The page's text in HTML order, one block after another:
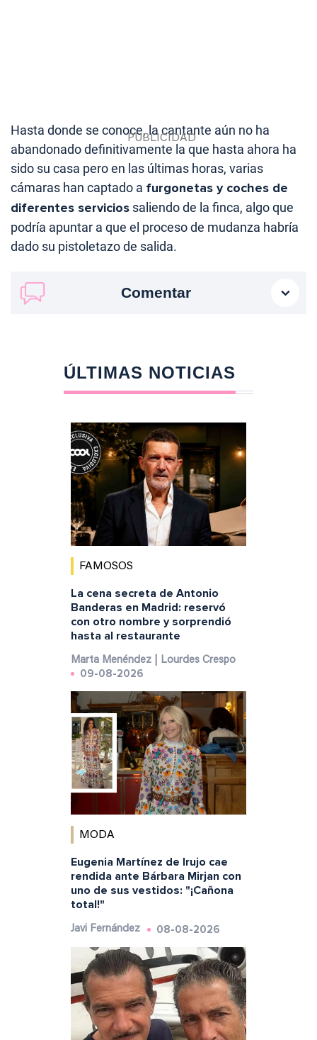
Hasta donde se conoce, la cantante aún no ha
abandonado definitivamente la que hasta ahora ha
sido su casa pero en las últimas horas, varias
cámaras han captado a furgonetas y coches de
diferentes servicios saliendo de la finca, algo que
podría apuntar a que el proceso de mudanza habría
dado su pistoletazo de salida.
Comentar
ÚLTIMAS NOTICIAS
FAMOSOS
La cena secreta de Antonio
Banderas en Madrid: reservó
con otro nombre y sorprendió
hasta al restaurante
Marta Menéndez | Lourdes Crespo
09-08-2026
MODA
Eugenia Martínez de Irujo cae
rendida ante Bárbara Mirjan con
uno de sus vestidos: "¡Cañona
total!"
Javi Fernández 08-08-2026